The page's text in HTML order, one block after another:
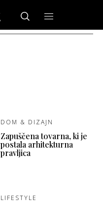
DOM & DIZAJN
Zapuščena tovarna, ki je
postala arhitekturna
pravljica
LIFESTYLE